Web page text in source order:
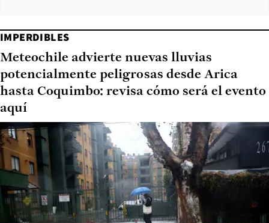
IMPERDIBLES
Meteochile advierte nuevas lluvias
potencialmente peligrosas desde Arica
hasta Coquimbo: revisa cómo será el evento
aquí